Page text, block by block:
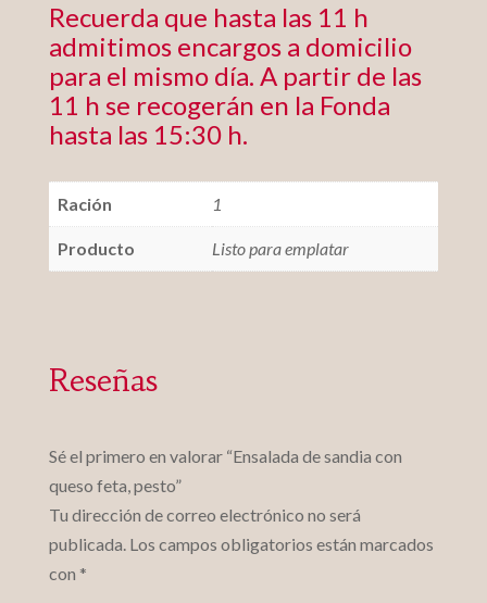
Recuerda que hasta las 11 h
admitimos encargos a domicilio
para el mismo día. A partir de las
11 h se recogerán en la Fonda
hasta las 15:30 h.
Ración 1
Producto Listo para emplatar
Reseñas
Sé el primero en valorar “Ensalada de sandia con
queso feta, pesto”
Tu dirección de correo electrónico no será
publicada. Los campos obligatorios están marcados
con *